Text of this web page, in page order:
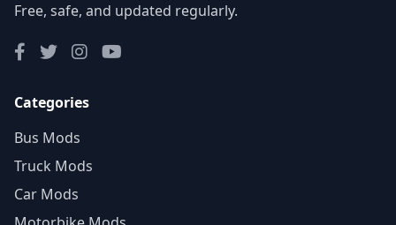
Free, safe, and updated regularly.
Categories
Bus Mods
Truck Mods
Car Mods